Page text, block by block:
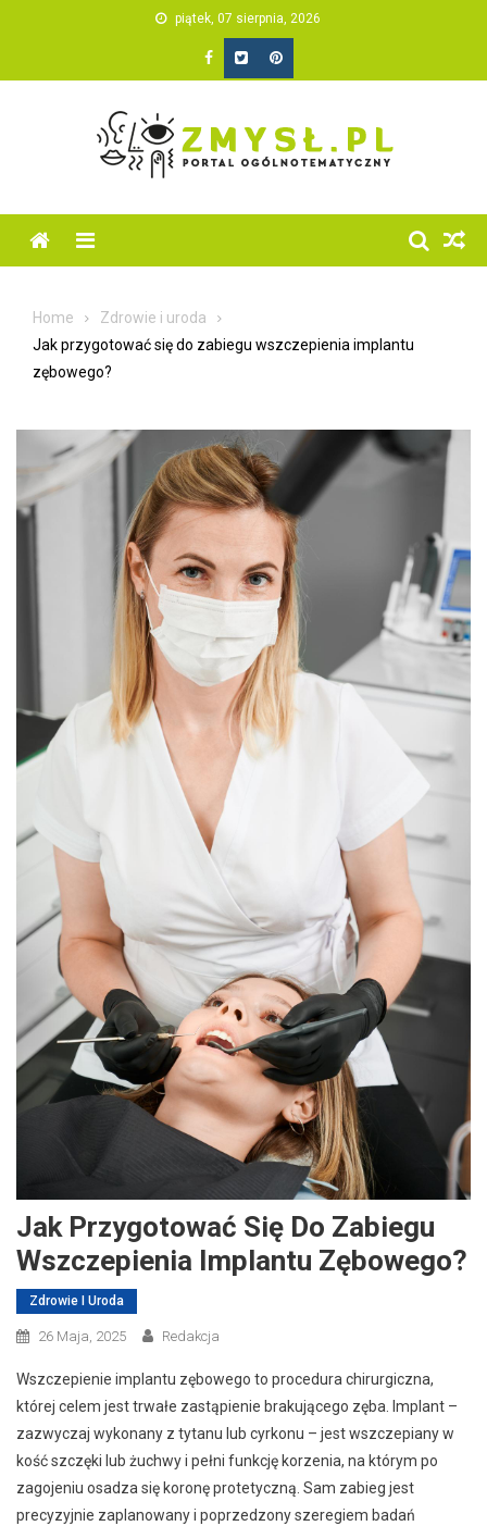
piątek, 07 sierpnia, 2026
Home
Zdrowie i uroda
Jak przygotować się do zabiegu wszczepienia implantu
zębowego?
Jak Przygotować Się Do Zabiegu
Wszczepienia Implantu Zębowego?
Zdrowie I Uroda
26 Maja, 2025 Redakcja
Wszczepienie implantu zębowego to procedura chirurgiczna,
której celem jest trwałe zastąpienie brakującego zęba. Implant –
zazwyczaj wykonany z tytanu lub cyrkonu – jest wszczepiany w
kość szczęki lub żuchwy i pełni funkcję korzenia, na którym po
zagojeniu osadza się koronę protetyczną. Sam zabieg jest
precyzyjnie zaplanowany i poprzedzony szeregiem badań